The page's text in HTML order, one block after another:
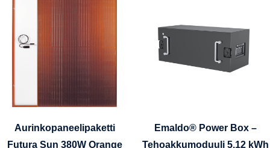
Aurinkopaneelipaketti
Futura Sun 380W Orange
Emaldo® Power Box –
Tehoakkumoduuli 5.12 kWh